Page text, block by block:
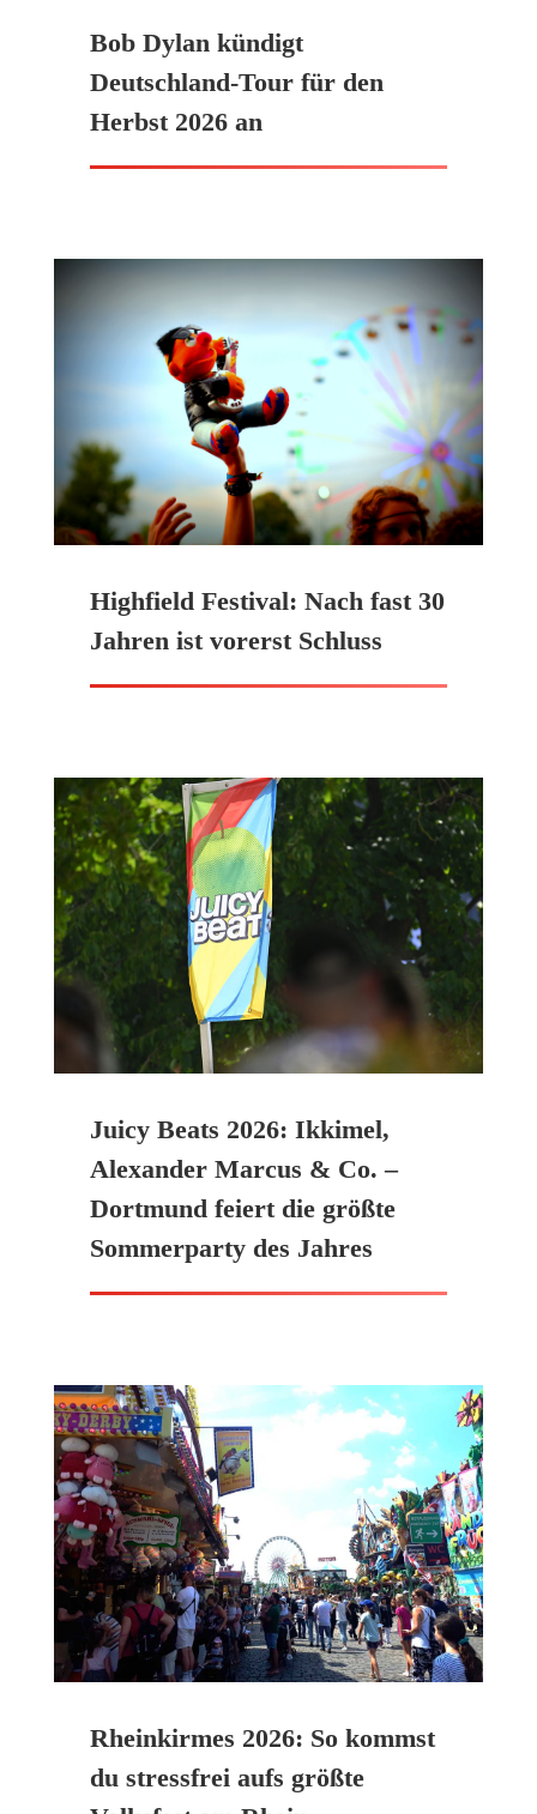
Bob Dylan kündigt
Deutschland-Tour für den
Herbst 2026 an
Highfield Festival: Nach fast 30
Jahren ist vorerst Schluss
Juicy Beats 2026: Ikkimel,
Alexander Marcus & Co. –
Dortmund feiert die größte
Sommerparty des Jahres
Rheinkirmes 2026: So kommst
du stressfrei aufs größte